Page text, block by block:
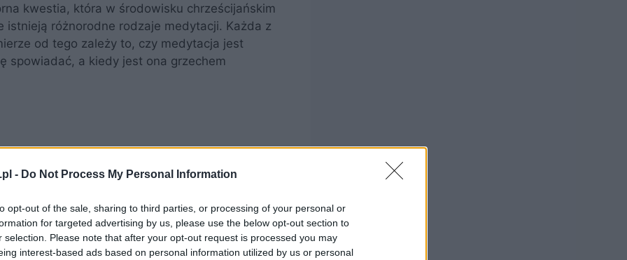
- Do Not Process My Personal Information
opt-out of the sale, sharing to third parties, or processing of your personal or
for targeted advertising by us, please use the below opt-out section to
selection. Please note that after your opt-out request is processed you may
interest-based ads based on personal information utilized by us or personal
kwestia, która w środowisku chrześcijańskim
istnieją różnorodne rodzaje medytacji. Każda z
od tego zależy to, czy medytacja jest
spowiadać, a kiedy jest ona grzechem
to grzech?